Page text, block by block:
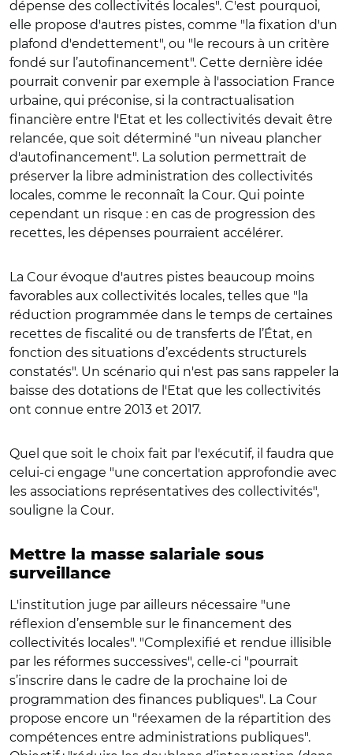
dépense des collectivités locales". C'est pourquoi,
elle propose d'autres pistes, comme "la fixation d'un
plafond d'endettement", ou "le recours à un critère
fondé sur l’autofinancement". Cette dernière idée
pourrait convenir par exemple à l'association France
urbaine, qui préconise, si la contractualisation
financière entre l'Etat et les collectivités devait être
relancée, que soit déterminé "un niveau plancher
d'autofinancement". La solution permettrait de
préserver la libre administration des collectivités
locales, comme le reconnaît la Cour. Qui pointe
cependant un risque : en cas de progression des
recettes, les dépenses pourraient accélérer.
La Cour évoque d'autres pistes beaucoup moins
favorables aux collectivités locales, telles que "la
réduction programmée dans le temps de certaines
recettes de fiscalité ou de transferts de l’État, en
fonction des situations d’excédents structurels
constatés". Un scénario qui n'est pas sans rappeler la
baisse des dotations de l'Etat que les collectivités
ont connue entre 2013 et 2017.
Quel que soit le choix fait par l'exécutif, il faudra que
celui-ci engage "une concertation approfondie avec
les associations représentatives des collectivités",
souligne la Cour.
Mettre la masse salariale sous
surveillance
L'institution juge par ailleurs nécessaire "une
réflexion d’ensemble sur le financement des
collectivités locales". "Complexifié et rendue illisible
par les réformes successives", celle-ci "pourrait
s’inscrire dans le cadre de la prochaine loi de
programmation des finances publiques". La Cour
propose encore un "réexamen de la répartition des
compétences entre administrations publiques".